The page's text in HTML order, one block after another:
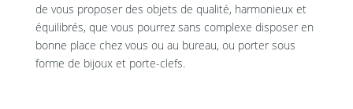
de vous proposer des objets de qualité, harmonieux et
équilibrés, que vous pourrez sans complexe disposer en
bonne place chez vous ou au bureau, ou porter sous
forme de bijoux et porte-clefs.